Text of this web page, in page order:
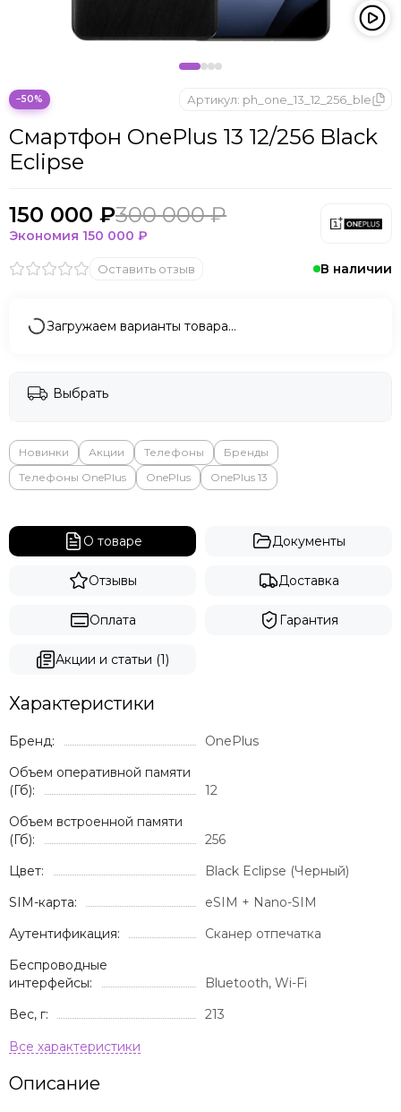
−50%
В наличии
Смартфон OnePlus 13 12/256 Black
Eclipse
Артикул: ph_one_13_12_256_ble
Оставить отзыв
150 000 ₽300 000 ₽
Экономия 150 000 ₽
Загружаем варианты товара…
Выбрать
Новинки Акции Телефоны
Бренды
Телефоны OnePlus
OnePlus OnePlus 13
О товаре Документы
Отзывы Доставка
Оплата Гарантия
Акции и статьи (1)
Характеристики
Бренд:
OnePlus
Объем оперативной памяти
(Гб):
12
Объем встроенной памяти
(Гб):
256
Цвет:
Black Eclipse (Черный)
SIM-карта:
eSIM + Nano-SIM
Аутентификация:
Сканер отпечатка
Беспроводные
интерфейсы:
Bluetooth, Wi-Fi
Вес, г:
213
Описание